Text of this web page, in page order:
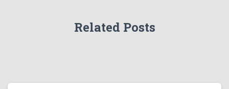
Related Posts